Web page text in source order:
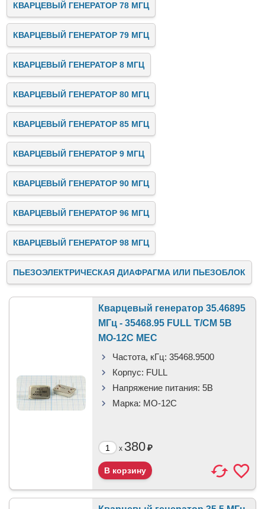
КВАРЦЕВЫЙ ГЕНЕРАТОР 78 МГЦ
КВАРЦЕВЫЙ ГЕНЕРАТОР 79 МГЦ
КВАРЦЕВЫЙ ГЕНЕРАТОР 8 МГЦ
КВАРЦЕВЫЙ ГЕНЕРАТОР 80 МГЦ
КВАРЦЕВЫЙ ГЕНЕРАТОР 85 МГЦ
КВАРЦЕВЫЙ ГЕНЕРАТОР 9 МГЦ
КВАРЦЕВЫЙ ГЕНЕРАТОР 90 МГЦ
КВАРЦЕВЫЙ ГЕНЕРАТОР 96 МГЦ
КВАРЦЕВЫЙ ГЕНЕРАТОР 98 МГЦ
ПЬЕЗОЭЛЕКТРИЧЕСКАЯ ДИАФРАГМА ИЛИ ПЬЕЗОБЛОК
Кварцевый генератор 35.46895
МГц - 35468.95 FULL T/CM 5В
MO-12C MEC
Частота, кГц: 35468.9500
Корпус: FULL
Напряжение питания: 5В
Марка: MO-12C
x 380₽